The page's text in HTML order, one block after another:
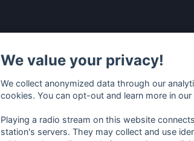
We value your privacy!
We collect anonymized data through our
cookies. You can opt-out and learn more in our
Playing a radio stream on this website
station's servers. They may collect and use